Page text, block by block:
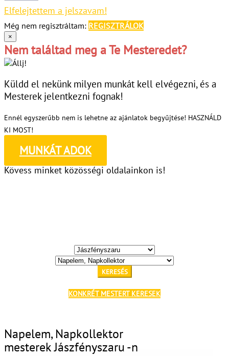
Elfelejtettem a jelszavam!
Még nem regisztráltam: REGISZTRÁLOK
×
Nem találtad meg a Te Mesteredet?
Küldd el nekünk milyen munkát kell elvégezni, és a
Mesterek jelentkezni fognak!
Ennél egyszerűbb nem is lehetne az ajánlatok begyűjtése! HASZNÁLD
KI MOST!
MUNKÁT ADOK
Kövess minket közösségi oldalainkon is!
KERESÉS
KONKRÉT MESTERT KERESEK
Napelem, Napkollektor
mesterek Jászfényszaru -n